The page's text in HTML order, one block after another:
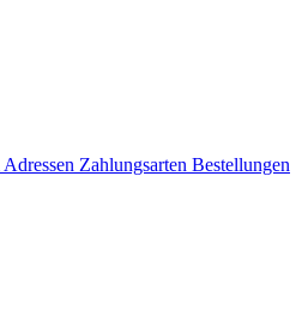
Adressen Zahlungsarten Bestellungen